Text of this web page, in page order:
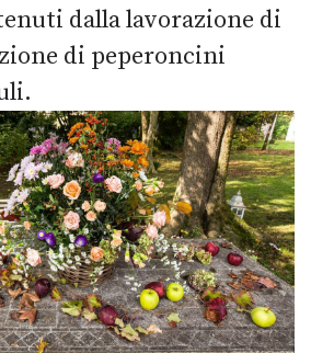
dalla lavorazione di
di peperoncini